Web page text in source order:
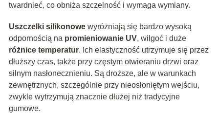
twardnieć, co obniża szczelność i wymaga wymiany.
Uszczelki silikonowewyróżniają się bardzo wysoką
odpornością na promieniowanie UV, wilgoć i duże
różnice temperatur. Ich elastyczność utrzymuje się przez
dłuższy czas, także przy częstym otwieraniu drzwi oraz
silnym nasłonecznieniu. Są droższe, ale w warunkach
zewnętrznych, szczególnie przy nieosłoniętym wejściu,
zwykle wytrzymują znacznie dłużej niż tradycyjne
gumowe.